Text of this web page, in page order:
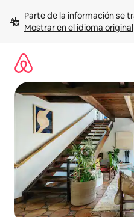
contenidoMostrar en el idioma original